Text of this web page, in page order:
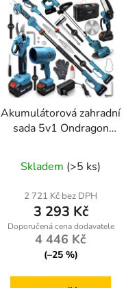
Akumulátorová zahradní
sada 5v1 Ondragon
pila, sekátor, vyžínač,
foukač, 2× aku 48 V
Skladem (>5 ks)
2 721 Kč bez DPH
3 293 Kč
4 446 Kč
(–25 %)